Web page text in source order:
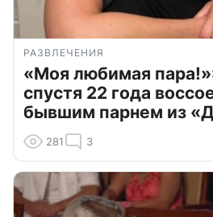
РАЗВЛЕЧЕНИЯ
«Моя любимая
спустя 22 года
бывшим парнем из
281 3